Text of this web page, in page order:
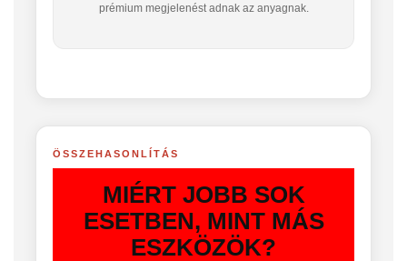
prémium megjelenést adnak az anyagnak.
ÖSSZEHASONLÍTÁS
MIÉRT JOBB SOK
ESETBEN, MINT MÁS
ESZKÖZÖK?